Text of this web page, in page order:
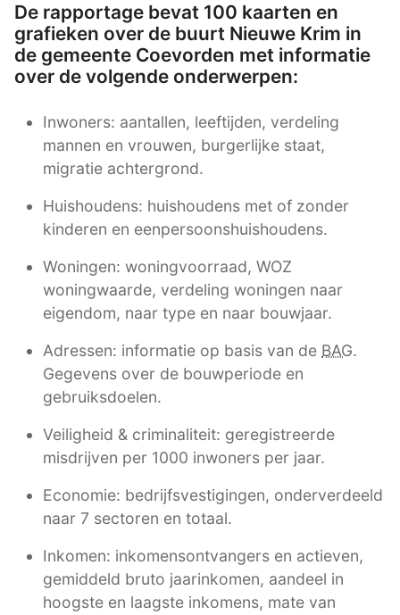
De rapportage bevat 100 kaarten en
grafieken over de buurt Nieuwe Krim in
de gemeente Coevorden met informatie
over de volgende onderwerpen:
Inwoners: aantallen, leeftijden, verdeling
mannen en vrouwen, burgerlijke staat,
migratie achtergrond.
Huishoudens: huishoudens met of zonder
kinderen en eenpersoonshuishoudens.
Woningen: woningvoorraad, WOZ
woningwaarde, verdeling woningen naar
eigendom, naar type en naar bouwjaar.
Adressen: informatie op basis van de BAG.
Gegevens over de bouwperiode en
gebruiksdoelen.
Veiligheid & criminaliteit: geregistreerde
misdrijven per 1000 inwoners per jaar.
Economie: bedrijfsvestigingen, onderverdeeld
naar 7 sectoren en totaal.
Inkomen: inkomensontvangers en actieven,
gemiddeld bruto jaarinkomen, aandeel in
hoogste en laagste inkomens, mate van